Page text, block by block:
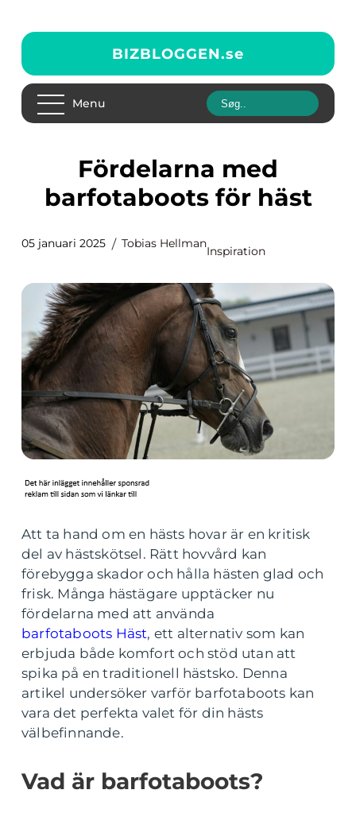
BIZBLOGGEN.se
Menu
Fördelarna med
barfotaboots för häst
05 januari 2025 Tobias Hellman
Inspiration
Att ta hand om en hästs hovar är en kritisk
del av hästskötsel. Rätt hovvård kan
förebygga skador och hålla hästen glad och
frisk. Många hästägare upptäcker nu
fördelarna med att använda
barfotaboots Häst, ett alternativ som kan
erbjuda både komfort och stöd utan att
spika på en traditionell hästsko. Denna
artikel undersöker varför barfotaboots kan
vara det perfekta valet för din hästs
välbefinnande.
Vad är barfotaboots?